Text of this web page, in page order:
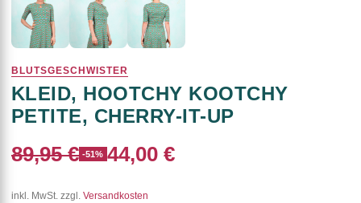
BLUTSGESCHWISTER
KLEID, HOOTCHY KOOTCHY
PETITE, CHERRY-IT-UP
89,95 € -51% 44,00 €
inkl. MwSt. zzgl. Versandkosten